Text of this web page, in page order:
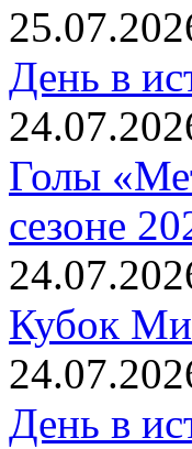
День в
Голы
сезоне
Кубок
День в